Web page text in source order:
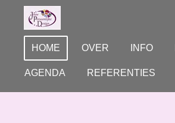
direct
hoofdinhoud
HOME OVER INFO
AGENDA REFERENTIES